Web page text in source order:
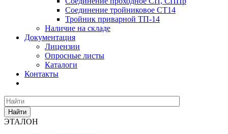
Соединение тройниковое СТ14
Тройник приварной ТП-14
Наличие на складе
Документация
Лицензии
Опросные листы
Каталоги
Контакты
Найти
ЭТАЛОН